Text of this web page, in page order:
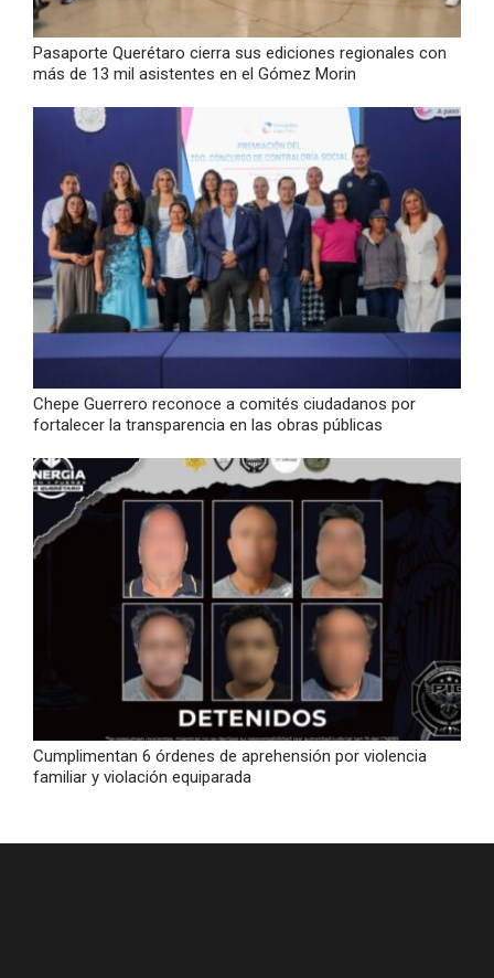
Pasaporte Querétaro cierra sus ediciones regionales con
más de 13 mil asistentes en el Gómez Morin
Chepe Guerrero reconoce a comités ciudadanos por
fortalecer la transparencia en las obras públicas
Cumplimentan 6 órdenes de aprehensión por violencia
familiar y violación equiparada